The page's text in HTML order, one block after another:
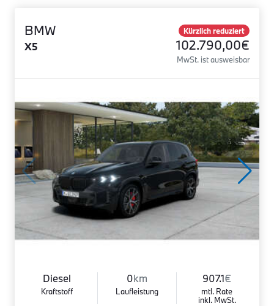
BMW
X5
Kürzlich reduziert
102.790,00€
MwSt. ist ausweisbar
Diesel
Kraftstoff
0km
Laufleistung
907.1€
mtl. Rate
inkl. MwSt.